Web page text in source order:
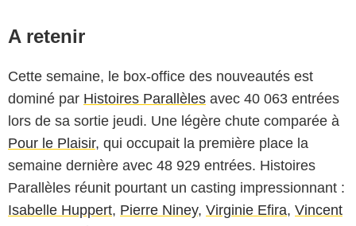
A retenir
Cette semaine, le box-office des nouveautés est
dominé par Histoires Parallèles avec 40 063 entrées
lors de sa sortie jeudi. Une légère chute comparée à
Pour le Plaisir, qui occupait la première place la
semaine dernière avec 48 929 entrées. Histoires
Parallèles réunit pourtant un casting impressionnant :
Isabelle Huppert, Pierre Niney, Virginie Efira, Vincent